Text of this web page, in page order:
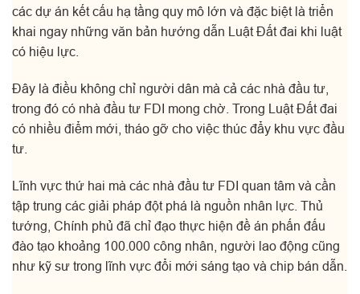
các dự án kết cấu hạ tầng quy mô lớn và đặc biệt là triển
khai ngay những văn bản hướng dẫn Luật Đất đai khi luật
có hiệu lực.
Đây là điều không chỉ người dân mà cả các nhà đầu tư,
trong đó có nhà đầu tư FDI mong chờ. Trong Luật Đất đai
có nhiều điểm mới, tháo gỡ cho việc thúc đẩy khu vực đầu
tư.
Lĩnh vực thứ hai mà các nhà đầu tư FDI quan tâm và cần
tập trung các giải pháp đột phá là nguồn nhân lực. Thủ
tướng, Chính phủ đã chỉ đạo thực hiện đề án phấn đấu
đào tạo khoảng 100.000 công nhân, người lao động cũng
như kỹ sư trong lĩnh vực đổi mới sáng tạo và chip bán dẫn.